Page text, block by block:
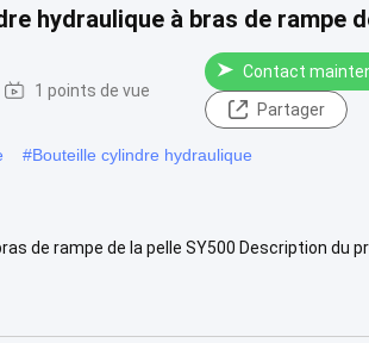
hydraulique à bras de rampe
1 points de vue
Contact
Partager
#Bouteille cylindre hydraulique
de rampe de la pelle SY500 Description du